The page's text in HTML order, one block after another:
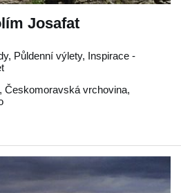
Josafat
Půldenní výlety, Inspirace -
, Českomoravská vrchovina,